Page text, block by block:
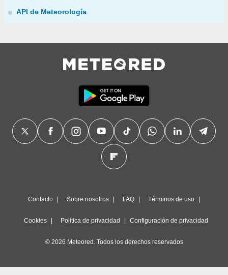
API de Meteorología
Contacto Sobre nosotros FAQ Términos de uso
Cookies Política de privacidad Configuración de privacidad
© 2026 Meteored. Todos los derechos reservados